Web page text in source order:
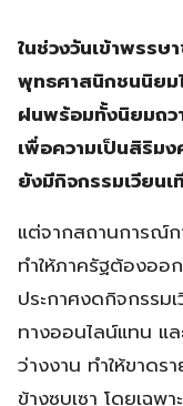
ในช่วงวันเข้าพรรษ
พุทธศาสนิกชนนิยม
ฝนพร้อมทั้งนิยมถว
เพื่อความเป็นสิริม
ยังมีกิจกรรมเวียน
แต่จากสถานการณ์ก
ทำให้ภาครัฐต้องออ
ประกาศงดกิจกรรม
ทางออนไลน์แทน แ
ว่างงาน ทำให้ขาดร
ข้างซบเซา โดยเฉ